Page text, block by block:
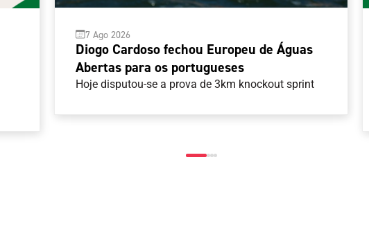
7 Ago 2026
Diogo Cardoso fechou Europeu de Águas
Abertas para os portugueses
Hoje disputou-se a prova de 3km knockout sprint